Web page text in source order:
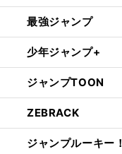
最強ジャンプ
少年ジャンプ+
ジャンプTOON
ZEBRACK
ジャンプルーキー！